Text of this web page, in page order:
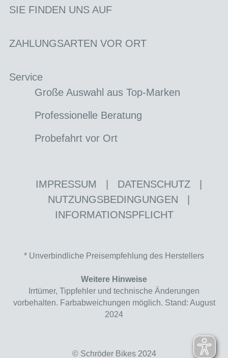
SIE FINDEN UNS AUF
ZAHLUNGSARTEN VOR ORT
Service
Große Auswahl aus Top-Marken
Professionelle Beratung
Probefahrt vor Ort
IMPRESSUM DATENSCHUTZ
NUTZUNGSBEDINGUNGEN
INFORMATIONSPFLICHT
* Unverbindliche Preisempfehlung des Herstellers
Weitere Hinweise
Irrtümer, Tippfehler und technische Änderungen
vorbehalten. Farbabweichungen möglich. Stand: August
2024
© Schröder Bikes 2024